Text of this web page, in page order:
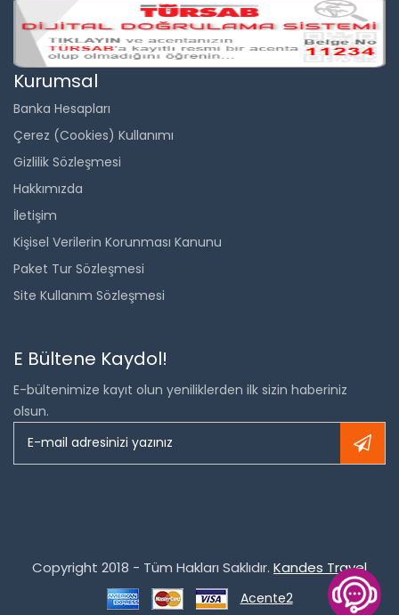
Kurumsal
Banka Hesapları
Çerez (Cookies) Kullanımı
Gizlilik Sözleşmesi
Hakkımızda
İletişim
Kişisel Verilerin Korunması Kanunu
Paket Tur Sözleşmesi
Site Kullanım Sözleşmesi
E Bültene Kaydol!
E-bültenimize kayıt olun yeniliklerden ilk sizin haberiniz
olsun.
Copyright 2018 - Tüm Hakları Saklıdır. Kandes Travel
Acente2